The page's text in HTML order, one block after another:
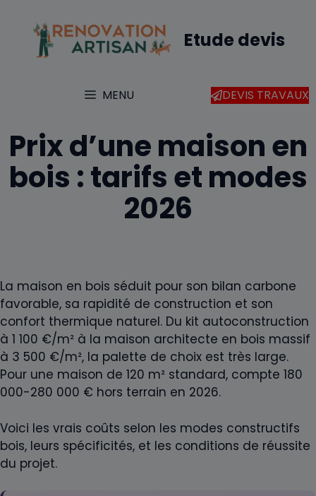
contenu
Etude devis
MENU DEVIS TRAVAUX
Prix d’une maison en
bois : tarifs et modes
2026
La maison en bois séduit pour son bilan carbone
favorable, sa rapidité de construction et son
confort thermique naturel. Du kit autoconstruction
à 1 100 €/m² à la maison architecte en bois massif
à 3 500 €/m², la palette de choix est très large.
Pour une maison de 120 m² standard, compte 180
000-280 000 € hors terrain en 2026.
Voici les vrais coûts selon les modes constructifs
bois, leurs spécificités, et les conditions de réussite
du projet.